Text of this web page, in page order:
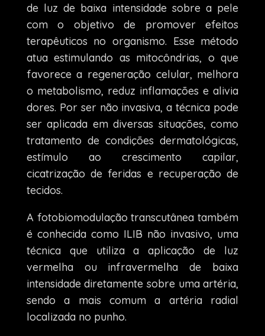
de luz de baixa intensidade sobre a pele
com o objetivo de promover efeitos
terapêuticos no organismo. Esse método
atua estimulando as mitocôndrias, o que
favorece a regeneração celular, melhora
o metabolismo, reduz inflamações e alivia
dores. Por ser não invasiva, a técnica pode
ser aplicada em diversas situações, como
tratamento de condições dermatológicas,
estímulo ao crescimento capilar,
cicatrização de feridas e recuperação de
tecidos.
A fotobiomodulação transcutânea também
é conhecida como ILIB não invasivo, uma
técnica que utiliza a aplicação de luz
vermelha ou infravermelha de baixa
intensidade diretamente sobre uma artéria,
sendo a mais comum a artéria radial
localizada no punho.